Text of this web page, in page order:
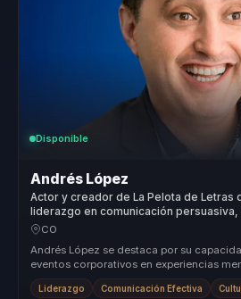
Disponible
Andrés López
Actor y creador de La Pelota de Letras
liderazgo en comunicación persuasiva,
para empresas.
CO
Andrés López se destaca por su
eventos corporativos en experiencias
impresión d...
Liderazgo Comunicación Efectiva